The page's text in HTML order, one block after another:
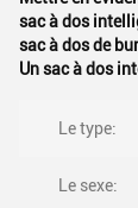
sac à dos
sac à dos de
Un sac à dos
Le type:
Le sexe: